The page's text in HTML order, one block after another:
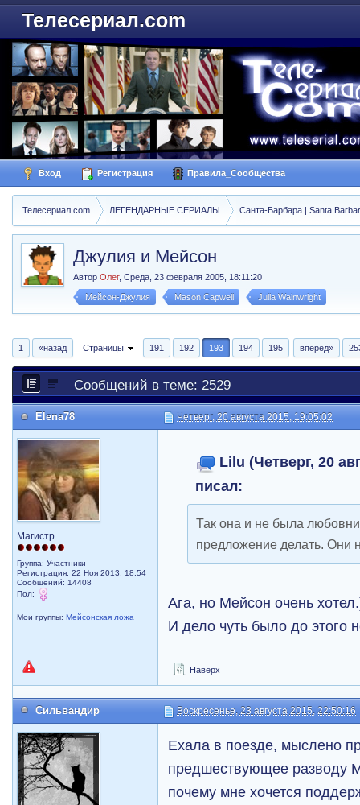
Телесериал.com
Вход Регистрация Правила_Сообщества
Телесериал.com ЛЕГЕНДАРНЫЕ СЕРИАЛЫ Санта-Барбара | Santa
Джулия и Мейсон
АвторОлег,Среда, 23 февраля 2005, 18:11:20
Мейсон-Джулия Mason Capwell Julia Wainwright
1 «назад Страницы 191 192 193 194 195 вперед»
Сообщений в теме: 2529
Elena78 Четверг, 20 августа 2015, 19:05:02
Магистр
Группа: Участники
Регистрация: 22 Ноя 2013, 18:54
Сообщений: 14408
Пол:
Мои группы:Мейсонская ложа
Lilu (Четверг, 20
писал:
Так она и не была
предложение делать. Они
Ага, но Мейсон очень
И дело чуть было до
Наверх
Сильвандир Воскресенье, 23 августа 2015, 22:50:16
Ехала в поезде, мыслено
предшествующее разводу
почему мне хочется